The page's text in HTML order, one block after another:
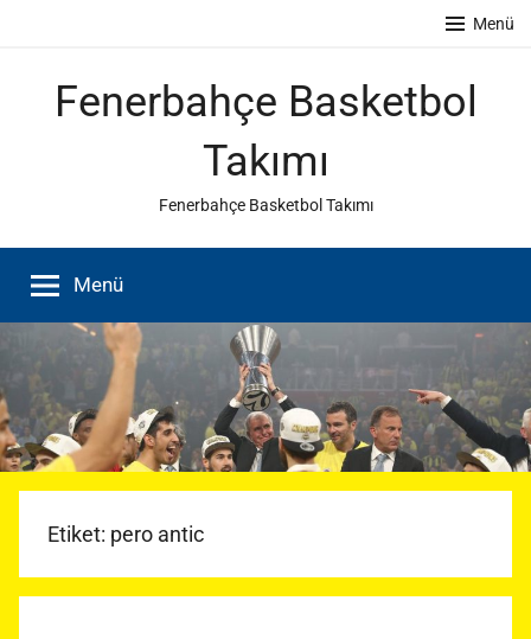
Menü
Fenerbahçe Basketbol
Takımı
Fenerbahçe Basketbol Takımı
Menü
Etiket: pero antic